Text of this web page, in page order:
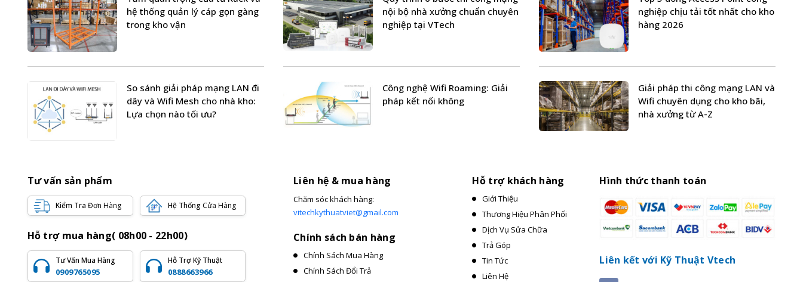
hệ thống quản lý cáp gọn gàng
trong kho vận
nội bộ nhà xưởng chuẩn chuyên
nghiệp tại VTech
nghiệp chịu tải tốt nhất cho kho
hàng 2026
So sánh giải pháp mạng LAN đi
dây và Wifi Mesh cho nhà kho:
Lựa chọn nào tối ưu?
Công nghệ Wifi Roaming: Giải
pháp kết nối không
Giải pháp thi công mạng LAN và
Wifi chuyên dụng cho kho bãi,
nhà xưởng từ A-Z
Tư vấn sản phẩm
Kiểm Tra Đơn Hàng Hệ Thống Cửa Hàng
Hỗ trợ mua hàng( 08h00 - 22h00)
Tư Vấn Mua Hàng
0909765095
Hỗ Trợ Kỹ Thuật
0888663966
Liên hệ & mua hàng
Chăm sóc khách hàng:
vitechkythuatviet@gmail.com
Chính sách bán hàng
Chính Sách Mua Hàng
Chính Sách Đổi Trả
Hỗ trợ khách hàng
Giới Thiệu
Thương Hiệu Phân Phối
Dịch Vụ Sửa Chữa
Trả Góp
Tin Tức
Liên Hệ
Hình thức thanh toán
Liên kết với Kỹ Thuật Vtech